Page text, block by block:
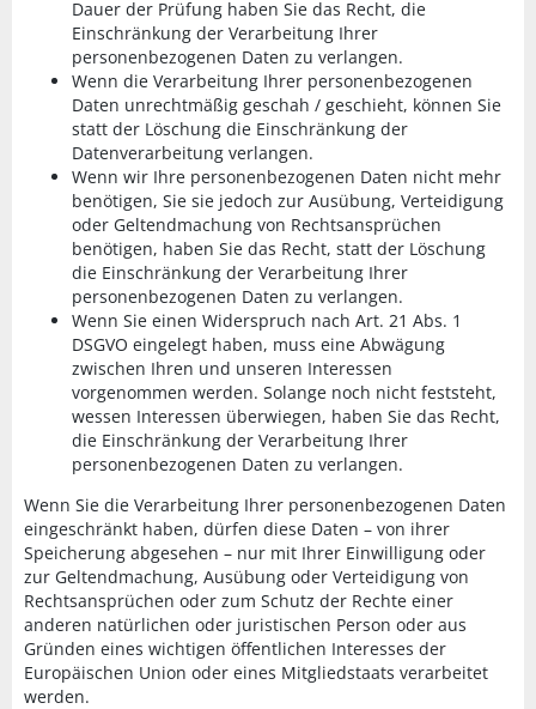
Dauer der Prüfung haben Sie das Recht, die
Einschränkung der Verarbeitung Ihrer
personenbezogenen Daten zu verlangen.
Wenn die Verarbeitung Ihrer personenbezogenen
Daten unrechtmäßig geschah / geschieht, können Sie
statt der Löschung die Einschränkung der
Datenverarbeitung verlangen.
Wenn wir Ihre personenbezogenen Daten nicht mehr
benötigen, Sie sie jedoch zur Ausübung, Verteidigung
oder Geltendmachung von Rechtsansprüchen
benötigen, haben Sie das Recht, statt der Löschung
die Einschränkung der Verarbeitung Ihrer
personenbezogenen Daten zu verlangen.
Wenn Sie einen Widerspruch nach Art. 21 Abs. 1
DSGVO eingelegt haben, muss eine Abwägung
zwischen Ihren und unseren Interessen
vorgenommen werden. Solange noch nicht feststeht,
wessen Interessen überwiegen, haben Sie das Recht,
die Einschränkung der Verarbeitung Ihrer
personenbezogenen Daten zu verlangen.
Wenn Sie die Verarbeitung Ihrer personenbezogenen Daten
eingeschränkt haben, dürfen diese Daten – von ihrer
Speicherung abgesehen – nur mit Ihrer Einwilligung oder
zur Geltendmachung, Ausübung oder Verteidigung von
Rechtsansprüchen oder zum Schutz der Rechte einer
anderen natürlichen oder juristischen Person oder aus
Gründen eines wichtigen öffentlichen Interesses der
Europäischen Union oder eines Mitgliedstaats verarbeitet
werden.